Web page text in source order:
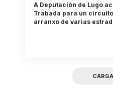
A Deputación de Lugo
Trabada para un
arranxo de varias